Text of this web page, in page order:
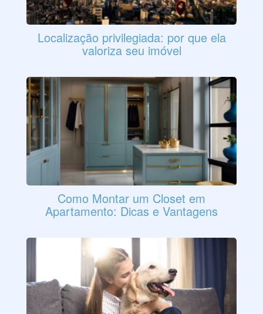
Localização privilegiada: por que ela
valoriza seu imóvel
Como Montar um Closet em
Apartamento: Dicas e Vantagens